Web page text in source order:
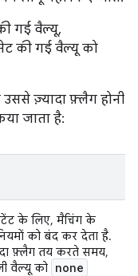
गई वैल्यू,
की गई वैल्यू को
ज़्यादा फ़्लैग होनी
जाता है:
के लिए, मैचिंग के
को बंद कर देता है.
फ़्लैग तय करते समय,
वैल्यू को none